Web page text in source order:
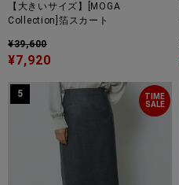
【大きいサイズ】[MOGA
Collection]箔スカート
¥39,600
¥7,920
TIME
SALE
5